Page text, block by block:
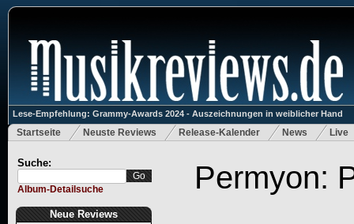
Lese-Empfehlung: Grammy-Awards 2024 - Auszeichnungen in weiblicher Hand
Startseite Neuste Reviews Release-Kalender News Live
Suche:
Album-Detailsuche
Neue Reviews
Permyon: